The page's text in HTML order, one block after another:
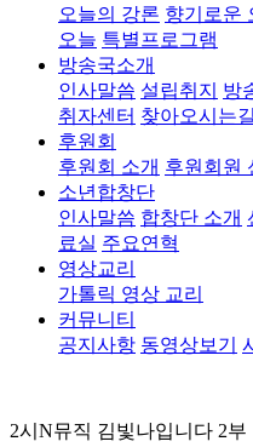
오늘의 강론 향기로운
오늘 특별프로그램
방송국소개
인사말씀 설립취지 방
취자센터 찾아오시는길
후원회
후원회 소개 후원회원
소년합창단
인사말씀 합창단 소개
료실 주요연혁
영상교리
가톨릭 영상 교리
커뮤니티
공지사항 동영상보기
2시N뮤직 김빛나입니다 2부